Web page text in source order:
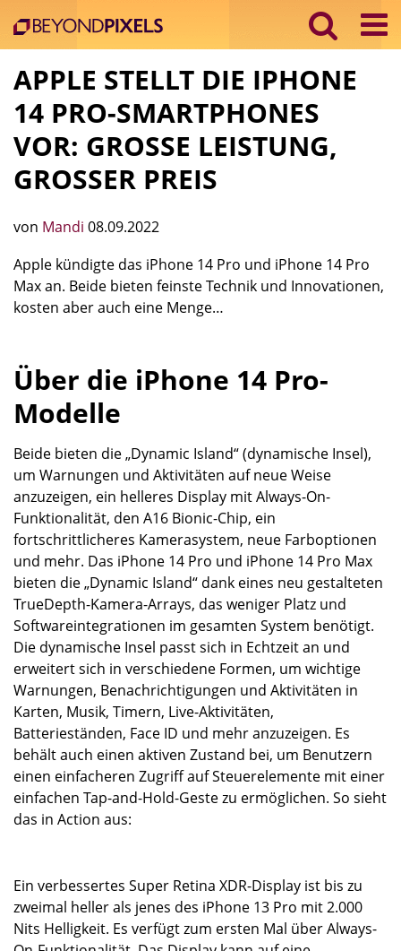
APPLE STELLT DIE IPHONE
14 PRO-SMARTPHONES
VOR: GROSSE LEISTUNG, G
ROSSER PREIS
von Mandi 08.09.2022
Apple kündigte das iPhone 14 Pro und iPhone 14 Pro
Max an. Beide bieten feinste Technik und Innovationen,
kosten aber auch eine Menge…
Über die iPhone 14 Pro-
Modelle
Beide bieten die „Dynamic Island“ (dynamische Insel),
um Warnungen und Aktivitäten auf neue Weise
anzuzeigen, ein helleres Display mit Always-On-
Funktionalität, den A16 Bionic-Chip, ein
fortschrittlicheres Kamerasystem, neue Farboptionen
und mehr. Das iPhone 14 Pro und iPhone 14 Pro Max
bieten die „Dynamic Island“ dank eines neu gestalteten
TrueDepth-Kamera-Arrays, das weniger Platz und
Softwareintegrationen im gesamten System benötigt.
Die dynamische Insel passt sich in Echtzeit an und
erweitert sich in verschiedene Formen, um wichtige
Warnungen, Benachrichtigungen und Aktivitäten in
Karten, Musik, Timern, Live-Aktivitäten,
Batterieständen, Face ID und mehr anzuzeigen. Es
behält auch einen aktiven Zustand bei, um Benutzern
einen einfacheren Zugriff auf Steuerelemente mit einer
einfachen Tap-and-Hold-Geste zu ermöglichen. So sieht
das in Action aus:
Ein verbessertes Super Retina XDR-Display ist bis zu
zweimal heller als jenes des iPhone 13 Pro mit 2.000
Nits Helligkeit. Es verfügt zum ersten Mal über Always-